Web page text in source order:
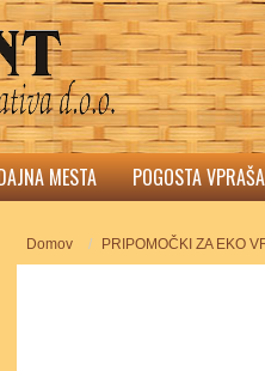
MESTA POGOSTA
Domov PRIPOMOČKI ZA EKO